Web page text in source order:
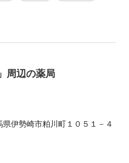
周辺の薬局
県伊勢崎市粕川町１０５１－４